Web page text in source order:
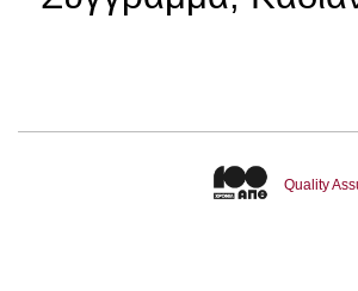
Quality